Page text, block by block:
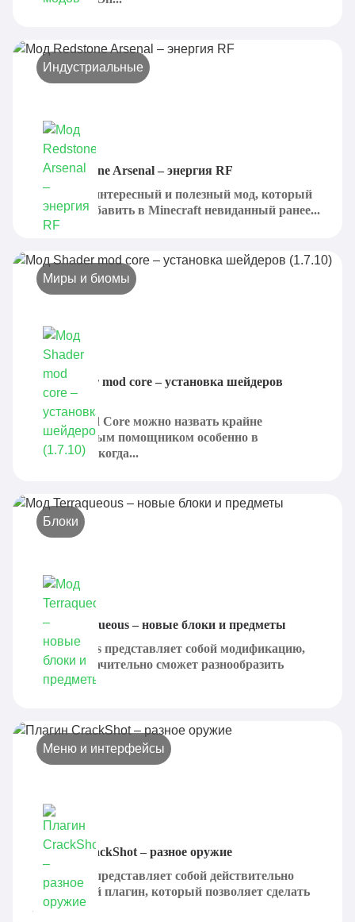
Индустриальные
Мод Redstone Arsenal – энергия RF
Это очень интересный и полезный мод, который
призван добавить в Minecraft невиданный ранее...
Миры и биомы
Мод Shader mod core – установка шейдеров
(1.7.10)
Shader Mod Core можно назвать крайне
эффективным помощником особенно в
ситуациях, когда...
Блоки
Мод Terraqueous – новые блоки и предметы
Terraqueous представляет собой модификацию,
которая значительно сможет разнообразить
игровой...
Меню и интерфейсы
Плагин CrackShot – разное оружие
CrackShot представляет собой действительно
интересный плагин, который позволяет сделать
и...